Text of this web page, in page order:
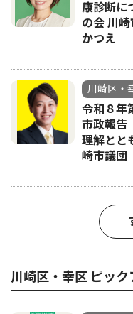
康診断に
の会 川
かつえ
川崎区・
令和８年
市政報告
理解とと
崎市議
川崎区・幸区 ピッ